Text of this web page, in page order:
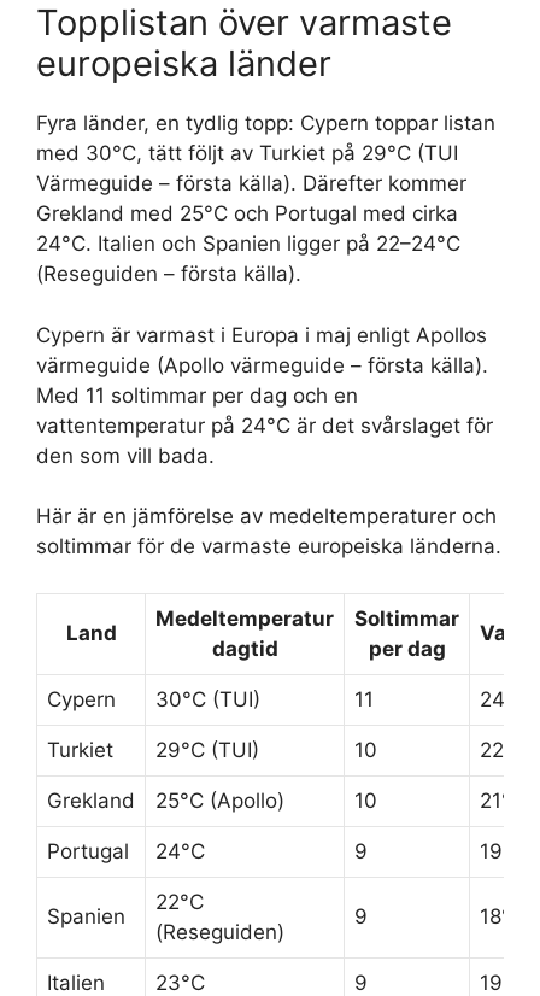
Topplistan över varmaste
europeiska länder
Fyra länder, en tydlig topp: Cypern toppar listan
med 30°C, tätt följt av Turkiet på 29°C (TUI
Värmeguide – första källa). Därefter kommer
Grekland med 25°C och Portugal med cirka
24°C. Italien och Spanien ligger på 22–24°C
(Reseguiden – första källa).
Cypern är varmast i Europa i maj enligt Apollos
värmeguide (Apollo värmeguide – första källa).
Med 11 soltimmar per dag och en
vattentemperatur på 24°C är det svårslaget för
den som vill bada.
Här är en jämförelse av medeltemperaturer och
soltimmar för de varmaste europeiska länderna.
Land
Medeltemperatur
dagtid
Soltimmar
per dag
Cypern 30°C (TUI) 11 24°C
Turkiet 29°C (TUI) 10 22°C
Grekland 25°C (Apollo) 10 21°C
Portugal 24°C 9 19°C
Spanien
22°C
(Reseguiden)
9 18°C
Italien 23°C 9 19°C